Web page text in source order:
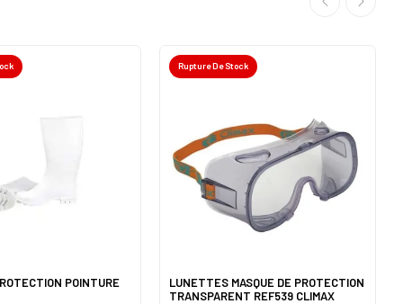
POINTURE
Rupture De Stock
LUNETTES MASQUE DE PROTECTION
TRANSPARENT REF539 CLIMAX